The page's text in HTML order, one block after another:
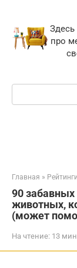
контенту
Здесь
про
Поиск:
Главная » Рейтинги
90
животных,
(может
На чтение: 13 мин